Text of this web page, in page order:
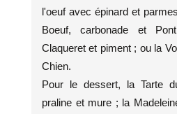
l'oeuf avec épinard et
Boeuf, carbonade et
Claqueret et piment ; ou la
Chien.
Pour le dessert, la Tarte
praline et mure ; la